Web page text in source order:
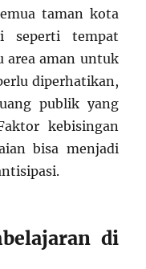
taman kota
seperti tempat
area aman untuk
diperhatikan,
publik yang
kebisingan
bisa menjadi
di